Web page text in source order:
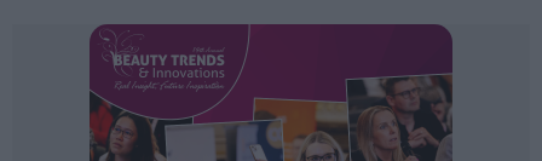
Agenda de actividades
Ferias sectoriales
Formaciones destacadas